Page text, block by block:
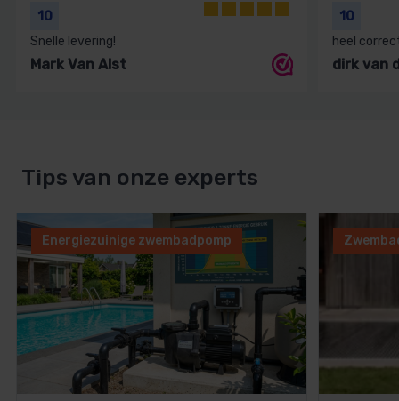
10
Snelle levering!
Mark Van Alst
10
heel
dirk van
Tips van onze experts
Energiezuinige zwembadpomp